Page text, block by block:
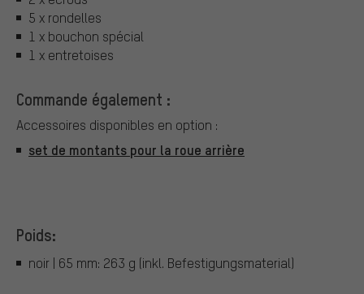
5 x rondelles
1 x bouchon spécial
1 x entretoises
Commande également :
Accessoires disponibles en option :
set de montants pour la roue arrière
Poids:
noir | 65 mm: 263 g (inkl. Befestigungsmaterial)